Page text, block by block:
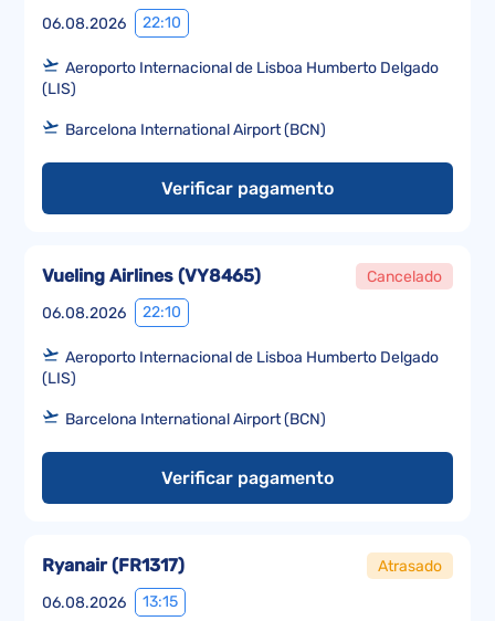
06.08.2026 22:10
Aeroporto Internacional de Lisboa Humberto Delgado
(LIS)
Barcelona International Airport (BCN)
Verificar pagamento
06.08.2026 22:10
Vueling Airlines (VY8465) Cancelado
Aeroporto Internacional de Lisboa Humberto Delgado
(LIS)
Barcelona International Airport (BCN)
Verificar pagamento
06.08.2026 13:15
Ryanair(FR1317) Atrasado